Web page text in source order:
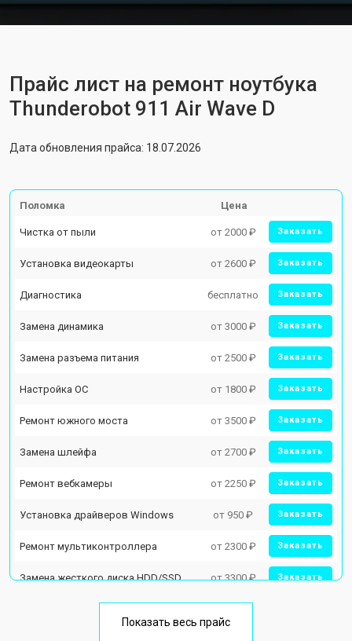
Прайс лист на ремонт ноутбука
Thunderobot 911 Air Wave D
Дата обновления прайса: 18.07.2026
Поломка Цена
Чистка от пыли от 2000 ₽ Заказать
Установка видеокарты от 2600 ₽ Заказать
Диагностика бесплатно Заказать
Замена динамика от 3000 ₽ Заказать
Замена разъема питания от 2500 ₽ Заказать
Настройка ОС от 1800 ₽ Заказать
Ремонт южного моста от 3500 ₽ Заказать
Замена шлейфа от 2700 ₽ Заказать
Ремонт вебкамеры от 2250 ₽ Заказать
Установка драйверов Windows от 950 ₽ Заказать
Ремонт мультиконтроллера от 2300 ₽ Заказать
Замена жесткого диска HDD/SSD от 3300 ₽ Заказать
Показать весь прайс